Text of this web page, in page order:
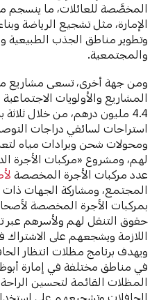
المخصَّصة للعائلات، ما ينسجم
الإمارة، مثل تشجيع الرياضة
وتطوير مناطق الجذب الطبيعية
والمجتمعية.
ومن جهة أخرى، تسعى مشاريع
المشاريع والأولويات
4.4 مليون درهم، من خلال
استراحات لسائقي دراجات
ومحولات شحن وبرادات مياه
لهم، ومشروع «مركبات الأجرة
عدد مركبات الأجرة المخصصة
المجتمع، ومشاركة الجهات ذات
بمركبات الأجرة المخصصة
حقوق التنقل لهم ولأسرهم عبر
اللازمة ويشجعهم على الاشتراك
في مناطق مختلفة في إمارة
المظلات القائمة لتحسين
الحافلات وتشجيعهم على